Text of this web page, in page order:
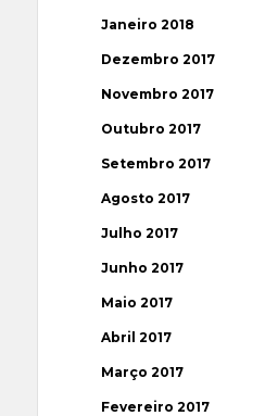
Janeiro 2018
Dezembro 2017
Novembro 2017
Outubro 2017
Setembro 2017
Agosto 2017
Julho 2017
Junho 2017
Maio 2017
Abril 2017
Março 2017
Fevereiro 2017